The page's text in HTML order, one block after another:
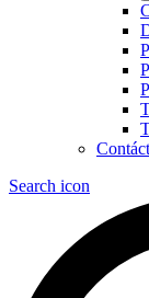
Search icon